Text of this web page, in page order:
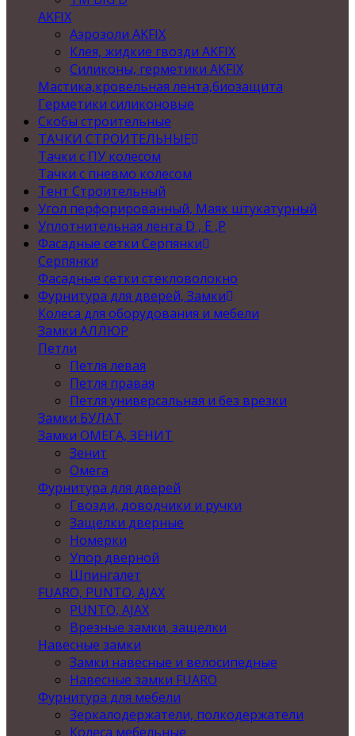
AKFIX
Аэрозоли AKFIX
Клея, жидкие гвозди AKFIX
Силиконы, герметики AKFIX
Мастика,кровельная лента,биозащита
Герметики силиконовые
Скобы строительные
ТАЧКИ СТРОИТЕЛЬНЫЕ
Тачки с ПУ колесом
Тачки с пневмо колесом
Тент Строительный
Угол перфорированный, Маяк штукатурный
Уплотнительная лента D , Е ,P
Фасадные сетки Серпянки
Серпянки
Фасадные сетки стекловолокно
Фурнитура для дверей, Замки
Колеса для оборудования и мебели
Замки АЛЛЮР
Петли
Петля левая
Петля правая
Петля универсальная и без врезки
Замки БУЛАТ
Замки ОМЕГА, ЗЕНИТ
Зенит
Омега
Фурнитура для дверей
Гвозди, доводчики и ручки
Защелки дверные
Номерки
Упор дверной
Шпингалет
FUARO, PUNTO, AJAX
PUNTO, AJAX
Врезные замки, защелки
Навесные замки
Замки навесные и велосипедные
Навесные замки FUARO
Фурнитура для мебели
Зеркалодержатели, полкодержатели
Колеса мебельные